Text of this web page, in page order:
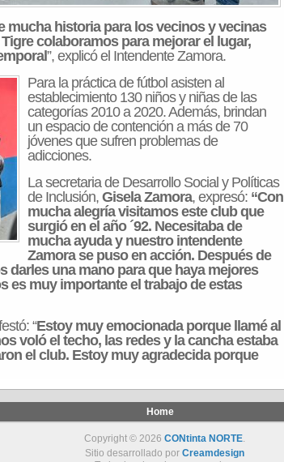
mucha historia para los vecinos y vecinas
colaboramos para mejorar el lugar,
”, explicó el Intendente Zamora.
Para la práctica de fútbol asisten al
establecimiento 130 niños y niñas de las
categorías 2010 a 2020. Además, brindan
un espacio de contención a más de 70
jóvenes que sufren problemas de
adicciones.
La secretaria de Desarrollo Social y Políticas
de Inclusión, Gisela Zamora, expresó: “Con
mucha alegría visitamos este club que
surgió en el año ´92. Necesitaba de
mucha ayuda y nuestro intendente
Zamora se puso en acción. Después de
darles una mano para que haya mejores
es muy importante el trabajo de estas
“Estoy muy emocionada porque llamé al
voló el techo, las redes y la cancha estaba
el club. Estoy muy agradecida porque
Home
Copyright © 2026 CONtinta NORTE.
Sitio desarrollado por Creamdesign